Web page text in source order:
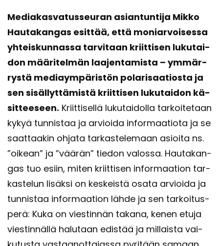
Me­dia­kas­va­tus­seu­ran asian­tun­ti­ja Mikko
Hau­ta­kan­gas esit­tää, että mo­niar­voi­ses­sa
yh­teis­kun­nas­sa tar­vi­taan kriit­ti­sen lu­ku­tai­
don mää­ri­tel­män laa­jen­ta­mis­ta – ym­mär­
rys­tä me­diaym­pä­ris­tön po­la­ri­saa­tios­ta ja
sen si­säl­lyt­tä­mis­tä kriit­ti­sen lu­ku­tai­don kä­
sit­tee­seen. Kriit­ti­sel­lä lu­ku­tai­dol­la tar­koi­te­taan
kykyä tun­nis­taa ja ar­vioi­da in­for­maa­tio­ta ja se
saat­taa­kin oh­ja­ta tar­kas­te­le­maan asioi­ta ns.
”oi­kean” ja ”vää­rän” tie­don va­los­sa. Hau­ta­kan­
gas tuo esiin, miten kriit­ti­sen in­for­maa­tion tar­
kas­te­lun li­säk­si on kes­keis­tä osata ar­vioi­da ja
tun­nis­taa in­for­maa­tion lähde ja sen tar­koi­tus­
pe­rä: Kuka on vies­tin­nän ta­ka­na, kenen etuja
vies­tin­näl­lä ha­lu­taan edis­tää ja mil­lais­ta vai­